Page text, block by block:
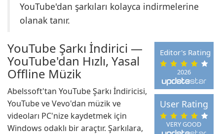
YouTube'dan şarkıları kolayca indirmelerine
olanak tanır.
2026
Editor's Rating
VERY GOOD
User Rating
YouTube Şarkı İndirici —
YouTube'dan Hızlı, Yasal
Offline Müzik
Abelssoft'tan YouTube Şarkı İndiricisi,
YouTube ve Vevo'dan müzik ve
videoları PC'nize kaydetmek için
Windows odaklı bir araçtır. Şarkılara,